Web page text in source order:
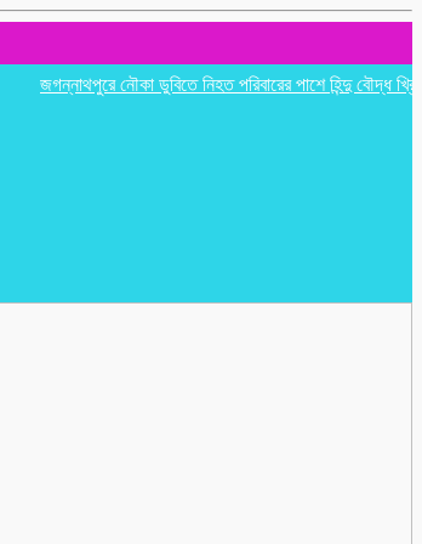
জগন্নাথপুরে নৌকা ডুবিতে নিহত পরিবারের পাশে হিন্দু বৌদ্ধ খ্রিস্টান